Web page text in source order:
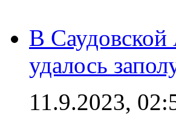
В
удалось
11.9.2023,